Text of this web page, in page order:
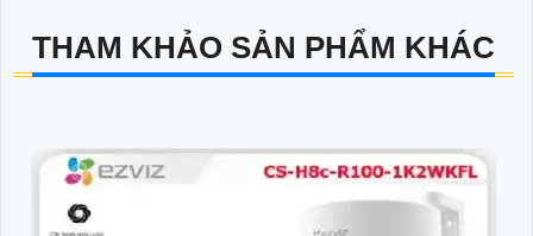
THAM KHẢO SẢN PHẨM KHÁC